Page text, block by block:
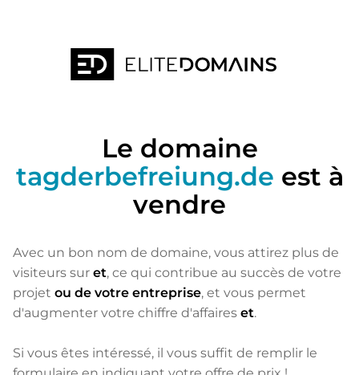
Le domaine
tagderbefreiung.de est à
vendre
Avec un bon nom de domaine, vous attirez plus de
visiteurs sur et, ce qui contribue au succès de votre
projet ou de votre entreprise, et vous permet
d'augmenter votre chiffre d'affaires et.
Si vous êtes intéressé, il vous suffit de remplir le